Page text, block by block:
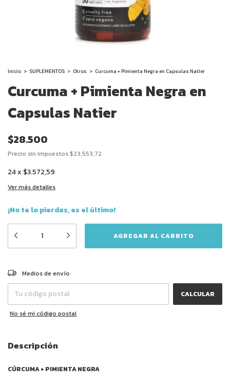
Inicio > SUPLEMENTOS > Otros > Curcuma + Pimienta Negra en Capsulas Natier
Curcuma + Pimienta Negra en
Capsulas Natier
$28.500
Precio sin impuestos$23.553,72
24x $3.572,59
Ver más detalles
¡No te lo pierdas, es el último!
Entregas para el CP:
Medios de envío
CALCULAR
No sé mi código postal
Descripción
CÚRCUMA + PIMIENTA NEGRA